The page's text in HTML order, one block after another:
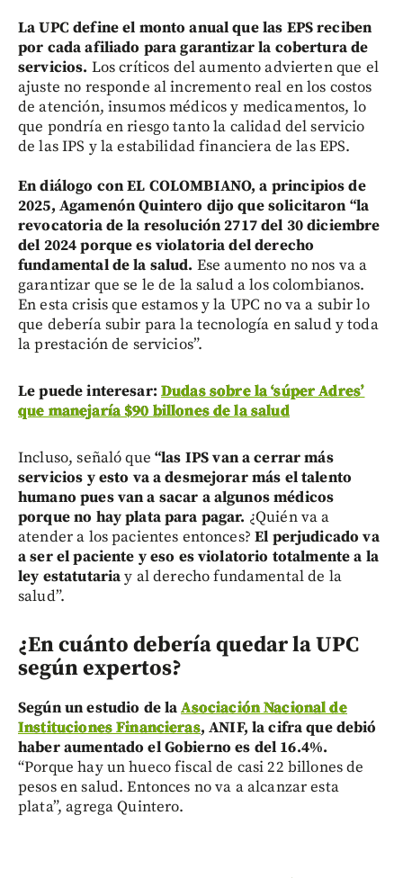
La UPC define el monto anual que las EPS reciben
por cada afiliado para garantizar la cobertura de
servicios. Los críticos del aumento advierten que el
ajuste no responde al incremento real en los costos
de atención, insumos médicos y medicamentos, lo
que pondría en riesgo tanto la calidad del servicio
de las IPS y la estabilidad financiera de las EPS.
En diálogo con EL COLOMBIANO, a principios de
2025, Agamenón Quintero dijo que solicitaron “la
revocatoria de la resolución 2717 del 30 diciembre
del 2024 porque es violatoria del derecho
fundamental de la salud. Ese aumento no nos va a
garantizar que se le de la salud a los colombianos.
En esta crisis que estamos y la UPC no va a subir lo
que debería subir para la tecnología en salud y toda
la prestación de servicios”.
Le puede interesar: Dudas sobre la ‘súper Adres’
que manejaría $90 billones de la salud
Incluso, señaló que “las IPS van a cerrar más
servicios y esto va a desmejorar más el talento
humano pues van a sacar a algunos médicos
porque no hay plata para pagar. ¿Quién va a
atender a los pacientes entonces? El perjudicado va
a ser el paciente y eso es violatorio totalmente a la
ley estatutariay al derecho fundamental de la
salud”.
¿En cuánto debería quedar la UPC
según expertos?
Según un estudio de laAsociación Nacional de
Instituciones Financieras, ANIF, la cifra que debió
haber aumentado el Gobierno es del 16.4%.
“Porque hay un hueco fiscal de casi 22 billones de
pesos en salud. Entonces no va a alcanzar esta
plata”, agrega Quintero.